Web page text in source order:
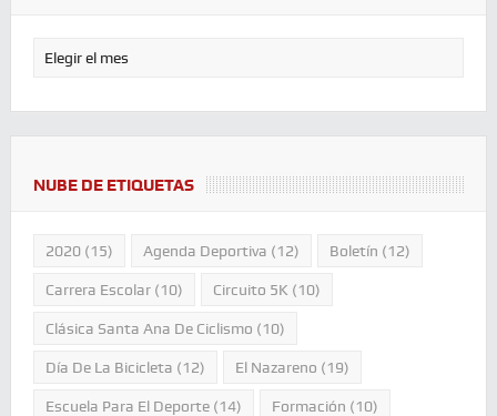
NUBE DE ETIQUETAS
2020(15) Agenda Deportiva (12) Boletín (12)
Carrera Escolar(10) Circuito 5K (10)
Clásica Santa Ana De Ciclismo (10)
Día De La Bicicleta (12) El Nazareno (19)
Escuela Para El Deporte(14) Formación (10)